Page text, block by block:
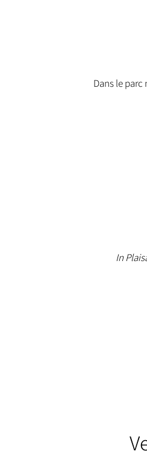
Dans le
In